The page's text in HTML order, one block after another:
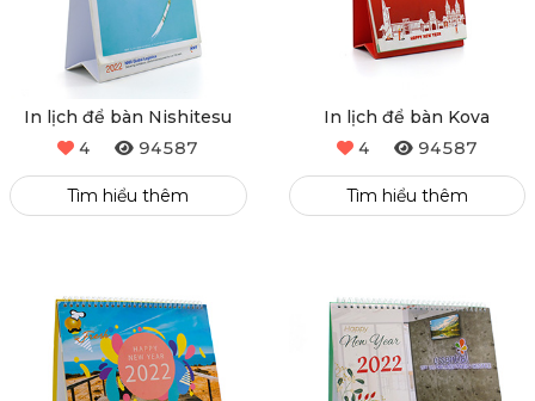
In lịch để bàn Nishitesu
4
94587
Tìm hiểu thêm
In lịch để bàn Kova
4
94587
Tìm hiểu thêm